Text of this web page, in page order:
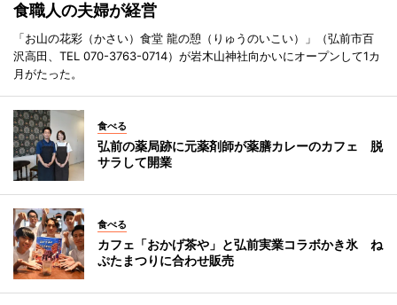
食職人の夫婦が経営
「お山の花彩（かさい）食堂 龍の憩（りゅうのいこい）」（弘前市百
沢高田、TEL 070-3763-0714）が岩木山神社向かいにオープンして1カ
月がたった。
食べる
弘前の薬局跡に元薬剤師が薬膳カレーのカフェ 脱
サラして開業
食べる
カフェ「おかげ茶や」と弘前実業コラボかき氷 ね
ぷたまつりに合わせ販売